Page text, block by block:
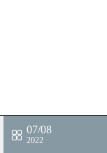
07/08
2022